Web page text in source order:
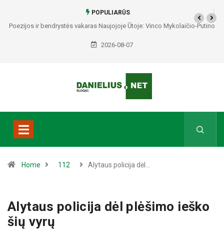
POPULIARŪS
Poezijos ir bendrystės vakaras Naujojoje Ūtoje: Vinco Mykolaičio-Putino
tėviškėje skambės eilės, dainos ir arbatos puodelių šiluma
2026-08-07
Home 112 Alytaus policija dėl…
Alytaus policija dėl plėšimo ieško
šių vyrų